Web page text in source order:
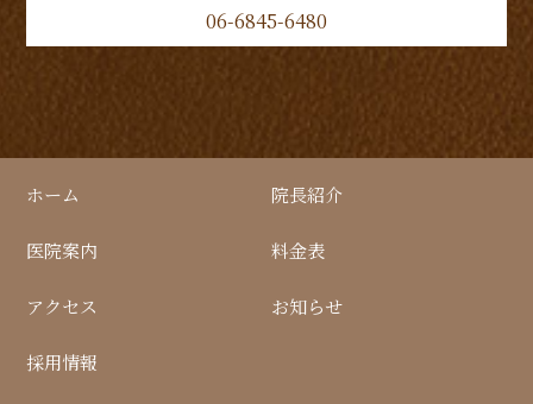
06-6845-6480
ホーム 院長紹介
医院案内 料金表
アクセス お知らせ
採用情報